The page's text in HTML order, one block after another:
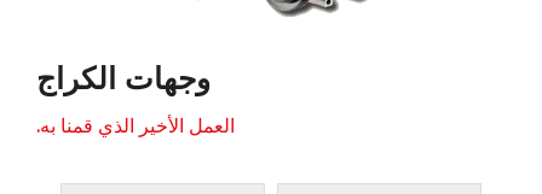
وجهات الكراج
العمل الأخير الذي قمنا به.